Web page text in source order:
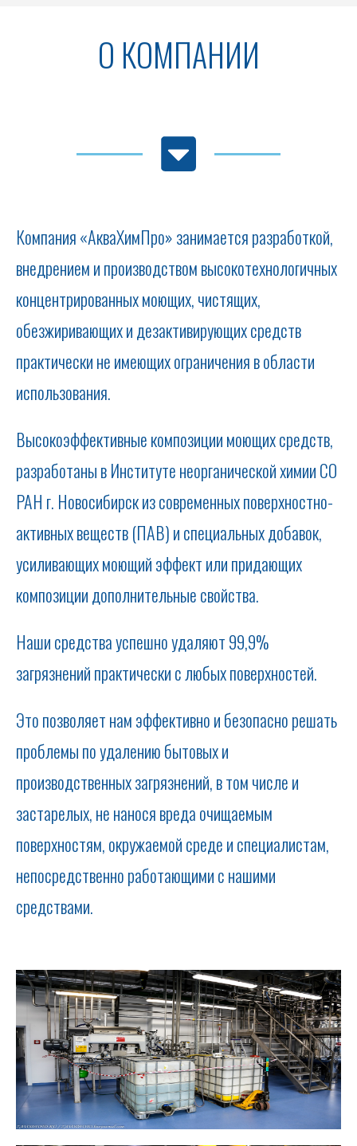
О КОМПАНИИ
Компания «АкваХимПро» занимается разработкой,
внедрением и производством высокотехнологичных
концентрированных моющих, чистящих,
обезжиривающих и дезактивирующих средств
практически не имеющих ограничения в области
использования.
Высокоэффективные композиции моющих средств,
разработаны в Институте неорганической химии СО
РАН г. Новосибирск из современных поверхностно-
активных веществ (ПАВ) и специальных добавок,
усиливающих моющий эффект или придающих
композиции дополнительные свойства.
Наши средства успешно удаляют 99,9%
загрязнений практически с любых поверхностей.
Это позволяет нам эффективно и безопасно решать
проблемы по удалению бытовых и
производственных загрязнений, в том числе и
застарелых, не нанося вреда очищаемым
поверхностям, окружаемой среде и специалистам,
непосредственно работающими с нашими
средствами.